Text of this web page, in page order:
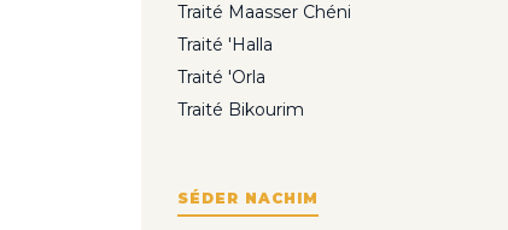
Traité Maasser Chéni
Traité 'Halla
Traité 'Orla
Traité Bikourim
SÉDER NACHIM